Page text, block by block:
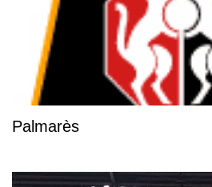
Palmarès